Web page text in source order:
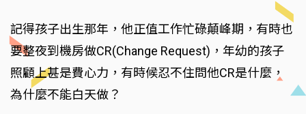
記得孩子出生那年，他正值工作忙碌顛峰期，有時也
要整夜到機房做CR(Change Request)，年幼的孩子
照顧上甚是費心力，有時候忍不住問他CR是什麼，
為什麼不能白天做？